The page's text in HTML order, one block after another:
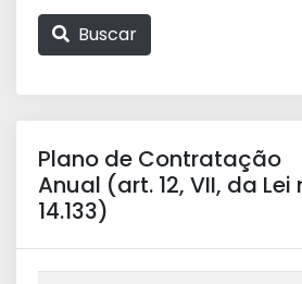
Buscar
Plano de Contratação
Anual (art. 12, VII, da Lei
14.133)